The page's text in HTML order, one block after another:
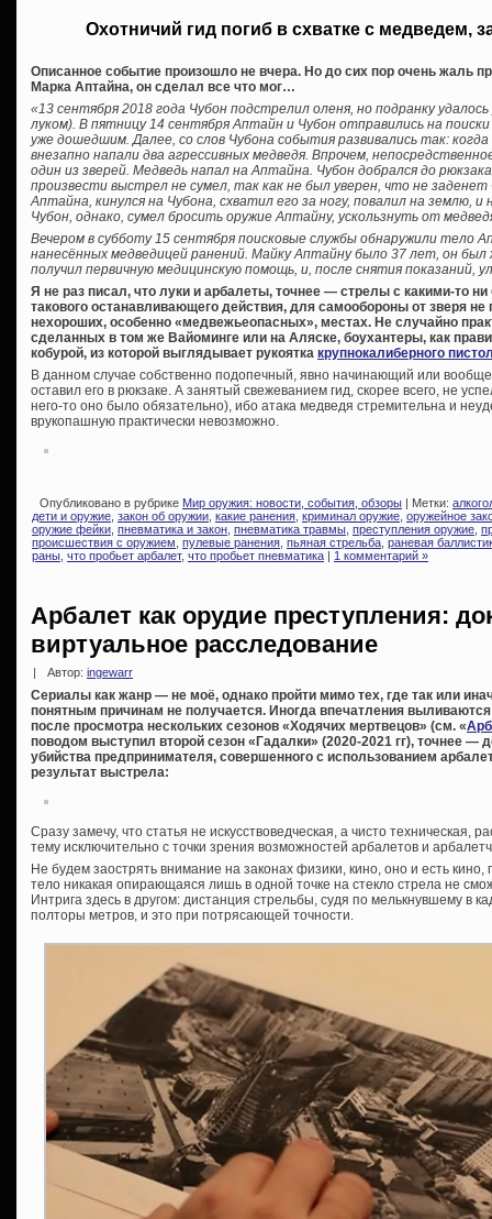
Охотничий гид погиб в схватке с медведем,
Описанное событие произошло не вчера. Но до сих пор очень жаль
Марка Аптайна, он сделал все что мог…
«13 сентября 2018 года Чубон подстрелил оленя, но подранку
луком). В пятницу 14 сентября Аптайн и Чубон отправились на
уже дошедшим. Далее, со слов Чубона события развивались так:
внезапно напали два агрессивных медведя. Впрочем,
один из зверей. Медведь напал на Аптайна. Чубон добрался до
произвести выстрел не сумел, так как не был уверен, что не заденет
Аптайна, кинулся на Чубона, схватил его за ногу, повалил на землю, и
Чубон, однако, сумел бросить оружие Аптайну, ускользнуть от
Вечером в субботу 15 сентября поисковые службы обнаружили тело
нанесённых медведицей ранений. Майку Аптайну было 37 лет, он
получил первичную медицинскую помощь, и, после снятия показаний,
Я не раз писал, что луки и арбалеты, точнее — стрелы с какими-то
такового останавливающего действия, для самообороны от зверя не
нехороших, особенно «медвежьеопасных», местах. Не случайно
сделанных в том же Вайоминге или на Аляске, боухантеры, как
кобурой, из которой выглядывает рукоятка крупнокалиберного
В данном случае собственно подопечный, явно начинающий или
оставил его в рюкзаке. А занятый свежеванием гид, скорее всего, не
него-то оно было обязательно), ибо атака медведя стремительна и
врукопашную практически невозможно.
Опубликовано в рубрике Мир оружия: новости, события, обзоры | Метки:
дети и оружие закон об оружии какие ранения криминал оружие оружейное
оружие фейки пневматика и закон пневматика травмы преступления оружие
происшествия с оружием пулевые ранения пьяная стрельба раневая
раны что пробьет арбалет, что пробьет пневматика | 1 комментарий »
Арбалет как орудие преступления:
виртуальное расследование
Автор: ingewarr
Сериалы как жанр — не моё, однако пройти мимо тех, где так или
понятным причинам не получается. Иногда впечатления
после просмотра нескольких сезонов «Ходячих мертвецов» (см. «
поводом выступил второй сезон «Гадалки» (2020-2021 гг), точнее —
убийства предпринимателя, совершенного с использованием
результат выстрела:
Сразу замечу, что статья не искусствоведческая, а чисто
тему исключительно с точки зрения возможностей арбалетов и
Не будем заострять внимание на законах физики, кино, оно и есть
тело никакая опирающаяся лишь в одной точке на стекло стрела не
Интрига здесь в другом: дистанция стрельбы, судя по мелькнувшему в
полторы метров, и это при потрясающей точности.